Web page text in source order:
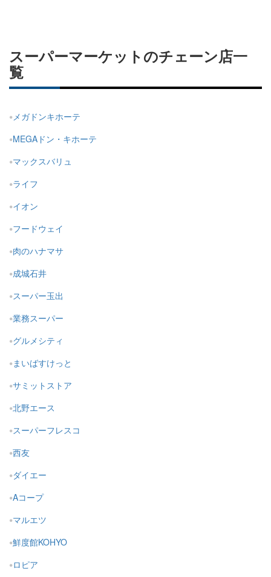
スーパーマーケットのチェーン店一
覧
メガドンキホーテ
MEGAドン・キホーテ
マックスバリュ
ライフ
イオン
フードウェイ
肉のハナマサ
成城石井
スーパー玉出
業務スーパー
グルメシティ
まいばすけっと
サミットストア
北野エース
スーパーフレスコ
西友
ダイエー
Aコープ
マルエツ
鮮度館KOHYO
ロピア